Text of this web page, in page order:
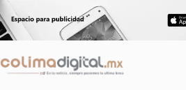
Saltar
al
contenido